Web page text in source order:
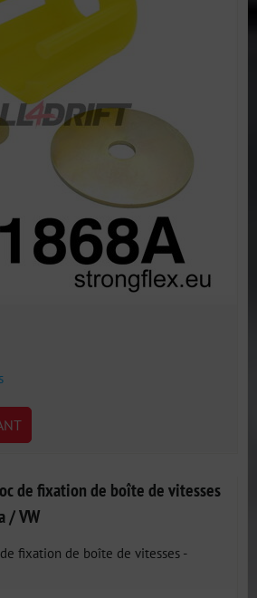
de fixation de boîte de vitesses
/ VW
fixation de boîte de vitesses -